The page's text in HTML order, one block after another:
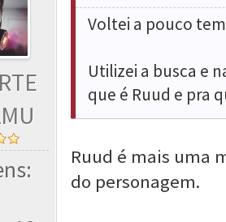
Voltei a pouco
Utilizei a busca e
que é Ruud e pra
Ruud é mais uma
do personagem.